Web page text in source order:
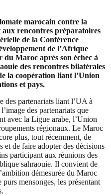
marocain contre la
rencontres préparatoires
de la Conférence
de l’Afrique
du Maroc après son échec à
des rencontres bilatérales
la coopération liant l’Union
et pays.
des partenariats liant l’UA à
des partenariats que
avec la Ligue arabe, l’Union
régionaux. Le Maroc
plus, tout récemment, de
et de faire adopter des décisions
participant aux réunions des
sahraouie. Il convient de
démesurée du Maroc
mensonges, les présentant